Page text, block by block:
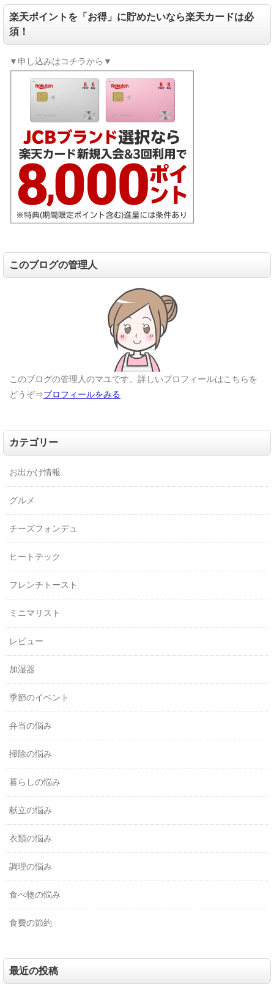
楽天ポイントを「お得」に貯めたいなら楽天カードは必
須！
▼申し込みはコチラから▼
このブログの管理人
このブログの管理人のマユです。詳しいプロフィールはこちらを
どうぞ⇒プロフィールをみる
カテゴリー
お出かけ情報
グルメ
チーズフォンデュ
ヒートテック
フレンチトースト
ミニマリスト
レビュー
加湿器
季節のイベント
弁当の悩み
掃除の悩み
暮らしの悩み
献立の悩み
衣類の悩み
調理の悩み
食べ物の悩み
食費の節約
最近の投稿